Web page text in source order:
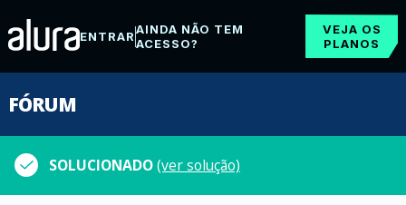
ENTRARAINDA NÃO TEM
ACESSO?
VEJA OS
PLANOS
FÓRUM
SOLUCIONADO(ver solução)